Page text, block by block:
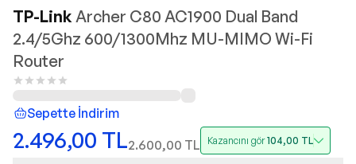
TP-LinkArcher C80 AC1900 Dual Band
2.4/5Ghz 600/1300Mhz MU-MIMO Wi-Fi
Router
Sepette İndirim
2.496,00 TL2.600,00 TL Kazancını gör104,00 TL